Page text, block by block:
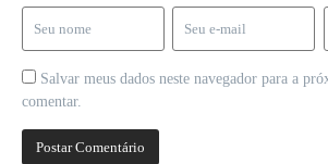
Salvar meus dados neste navegador para a
comentar.